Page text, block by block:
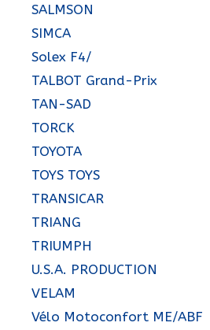
SALMSON
SIMCA
Solex F4/
TALBOT Grand-Prix
TAN-SAD
TORCK
TOYOTA
TOYS TOYS
TRANSICAR
TRIANG
TRIUMPH
U.S.A. PRODUCTION
VELAM
Vélo Motoconfort ME/ABF